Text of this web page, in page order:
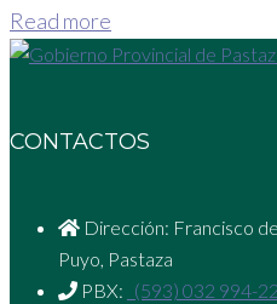
Read more
CONTACTOS
Dirección: Francisco
Puyo, Pastaza
PBX: (593) 032 994-